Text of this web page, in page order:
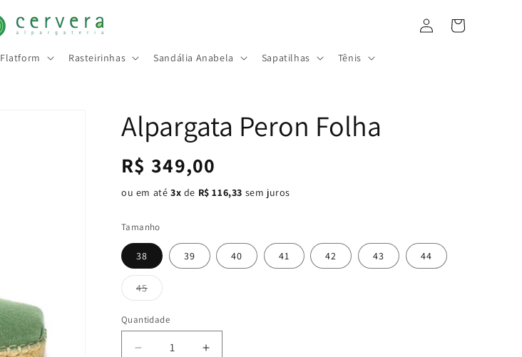
Flatform Rasteirinhas Sandália Anabela Sapatilhas Tênis
Fazer
login
Carrinho
Alpargata Peron Folha
Preço
normal
R$ 349,00
ou em até 3x de R$ 116,33 sem juros
Tamanho
38 39 40 41 42 43 44
45Variante
esgotada
indisponível
Quantidade
Quantidade
Diminuir
Aumentar